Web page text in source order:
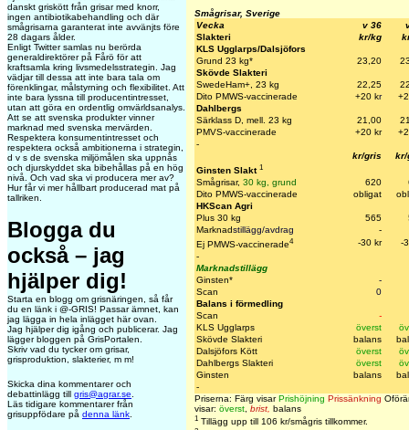
danskt griskött från grisar med knorr,
ingen antibiotikabehandling och där
smågrisarna garanterat inte avvänjts före
28 dagars ålder.
Enligt Twitter samlas nu berörda
generaldirektörer på Fårö för att
kraftsamla kring livsmedelsstrategin. Jag
vädjar till dessa att inte bara tala om
förenklingar, målstyrning och flexibilitet. Att
inte bara lyssna till producentintresset,
utan att göra en ordentlig omvärldsanalys.
Att se att svenska produkter vinner
marknad med svenska mervärden.
Respektera konsumentintresset och
respektera också ambitionerna i strategin,
d v s de svenska miljömålen ska uppnås
och djurskyddet ska bibehållas på en hög
nivå. Och vad ska vi producera mer av?
Hur får vi mer hållbart producerad mat på
tallriken.
Blogga du
också – jag
hjälper dig!
Starta en blogg om grisnäringen, så får
du en länk i @-GRIS! Passar ämnet, kan
jag lägga in hela inlägget här ovan.
Jag hjälper dig igång och publicerar. Jag
lägger bloggen på GrisPortalen.
Skriv vad du tycker om grisar,
grisproduktion, slakterier, m m!
Skicka dina kommentarer och
debattinlägg till gris@agrar.se
Läs tidigare kommentarer från
grisuppfödare på denna länk
Smågrisar, Sverige
Vecka
v 36
Slakteri
kr/kg
KLS Ugglarps/Dalsjöfors
Grund 23 kg*
23,20
Skövde Slakteri
SwedeHam+, 23 kg
22,25
Dito PMWS-vaccinerade
+20 kr
Dahlbergs
Särklass D, mell. 23 kg
21,00
PMVS-vaccinerade
+20 kr
-
kr/gris
kr/
Ginsten Slakt 1
Smågrisar, 30 kg, grund 620
Dito PMWS-vaccinerade
obligat
HKScan Agri
Plus 30 kg
565
Marknadstillägg/avdrag
-
Ej PMWS-vaccinerade4 -30 kr
-
-
Marknadstillägg
Ginsten*
-
Scan
0
Balans i förmedling
Scan
-
KLS Ugglarps
överst
Skövde Slakteri
balans
Dalsjöfors Kött
överst
Dahlbergs Slakteri
överst
Ginsten
balans
-
Priserna: Färg visarPrishöjning Prissänkning
visar: överst brist balans
1 Tillägg upp till 106 kr/smågris tillkommer.